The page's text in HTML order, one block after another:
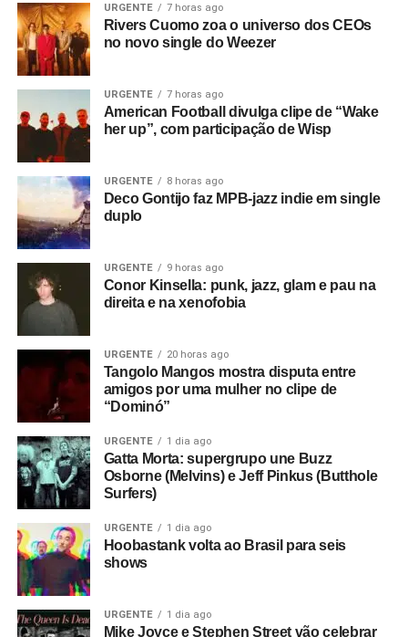
URGENTE 7 horas ago
Rivers Cuomo zoa o universo dos CEOs
no novo single do Weezer
URGENTE 7 horas ago
American Football divulga clipe de “Wake
her up”, com participação de Wisp
URGENTE 8 horas ago
Deco Gontijo faz MPB-jazz indie em single
duplo
URGENTE 9 horas ago
Conor Kinsella: punk, jazz, glam e pau na
direita e na xenofobia
URGENTE 20 horas ago
Tangolo Mangos mostra disputa entre
amigos por uma mulher no clipe de
“Dominó”
URGENTE 1 dia ago
Gatta Morta: supergrupo une Buzz
Osborne (Melvins) e Jeff Pinkus (Butthole
Surfers)
URGENTE 1 dia ago
Hoobastank volta ao Brasil para seis
shows
URGENTE 1 dia ago
Mike Joyce e Stephen Street vão celebrar